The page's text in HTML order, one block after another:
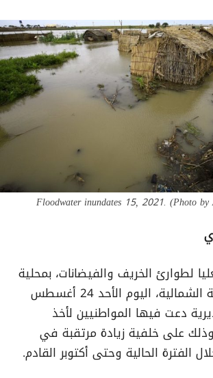
Floodwater inundates 15, 2021. (Photo
لطوارئ الخريف والفيضانات، بمحلية
مروي في الولاية الشمالية، اليوم الأحد 24 أغسطس
دعت فيها المواطنيين لأخذ
على خلفية زيادة مرتقبة في
الفترة الحالية وحتى أكتوبر القادم.